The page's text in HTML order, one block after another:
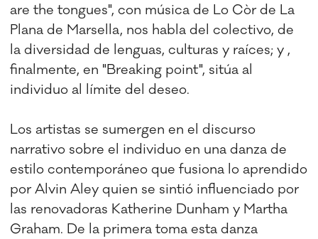
are the tongues", con música de Lo Còr de La
Plana de Marsella, nos habla del colectivo, de
la diversidad de lenguas, culturas y raíces; y ,
finalmente, en "Breaking point", sitúa al
individuo al límite del deseo.
Los artistas se sumergen en el discurso
narrativo sobre el individuo en una danza de
estilo contemporáneo que fusiona lo aprendido
por Alvin Aley quien se sintió influenciado por
las renovadoras Katherine Dunham y Martha
Graham. De la primera toma esta danza